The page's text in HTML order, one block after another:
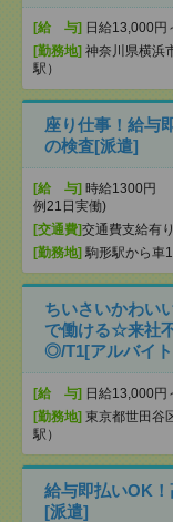
[給 与] 日給13,000円
[勤務地] 神奈川県横浜
駅）
座り仕事！給与
の検査[派遣]
[給 与] 時給1300円
例21日実働)
[交通費]交通費支給有り
[勤務地] 駒形駅から車
ちいさいかわい
で働ける☆来社
◎/T1[アルバイ
[給 与] 日給13,000円
[勤務地] 東京都世田谷
駅）
給与即払いOK
[派遣]